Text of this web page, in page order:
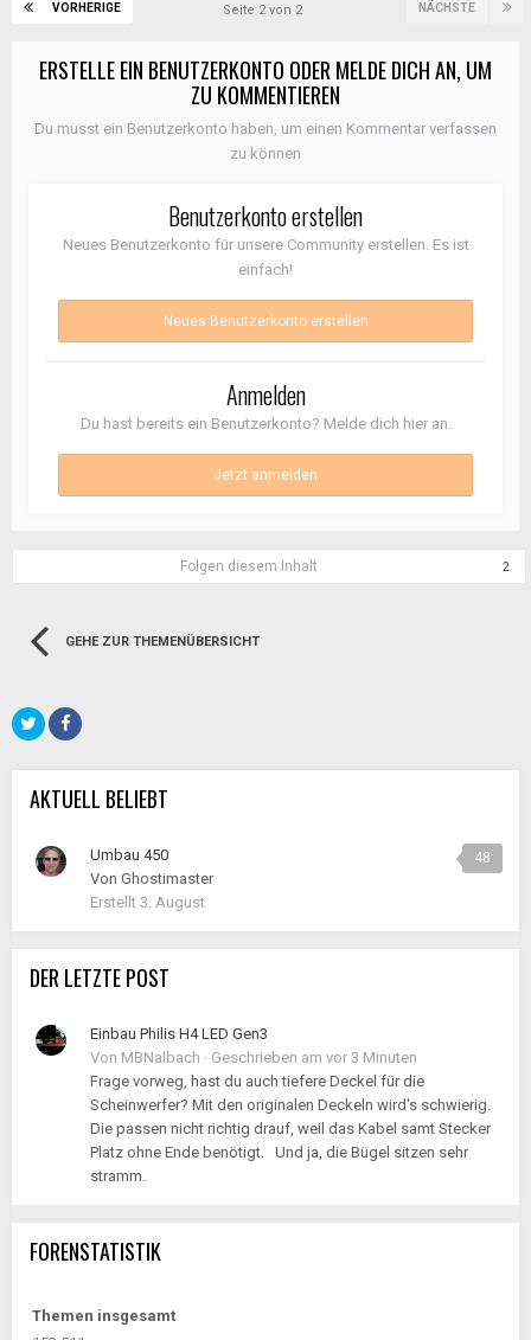
VORHERIGE NÄCHSTE
Seite 2 von 2
ERSTELLE EIN BENUTZERKONTO ODER MELDE DICH AN, UM
ZU KOMMENTIEREN
Du musst ein Benutzerkonto haben, um einen Kommentar verfassen
zu können
Benutzerkonto erstellen
Neues Benutzerkonto für unsere Community erstellen. Es ist
einfach!
Neues Benutzerkonto erstellen
Anmelden
Du hast bereits ein Benutzerkonto? Melde dich hier an.
Jetzt anmelden
Folgen diesem Inhalt 2
GEHE ZUR THEMENÜBERSICHT
AKTUELL BELIEBT
48
Umbau 450
Von Ghostimaster
Erstellt 3. August
DER LETZTE POST
Einbau Philis H4 LED Gen3
Von MBNalbach · Geschrieben am vor 3 Minuten
Frage vorweg, hast du auch tiefere Deckel für die
Scheinwerfer? Mit den originalen Deckeln wird's schwierig.
Die passen nicht richtig drauf, weil das Kabel samt Stecker
Platz ohne Ende benötigt. Und ja, die Bügel sitzen sehr
stramm.
FORENSTATISTIK
Themen insgesamt